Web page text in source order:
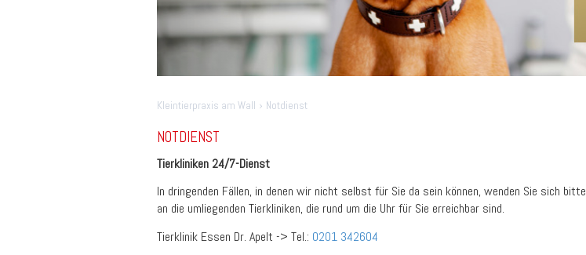
Kleintierpraxis am Wall › Notdienst
NOTDIENST
Tierkliniken 24/7-Dienst
In dringenden Fällen, in denen wir nicht selbst für Sie da sein können, wenden Sie sich bitte
an die umliegenden Tierkliniken, die rund um die Uhr für Sie erreichbar sind.
Tierklinik Essen Dr. Apelt -> Tel.: 0201 342604